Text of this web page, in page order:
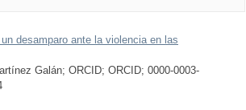
desamparo ante la violencia en las
Galán; ORCID; ORCID; 0000-0003-